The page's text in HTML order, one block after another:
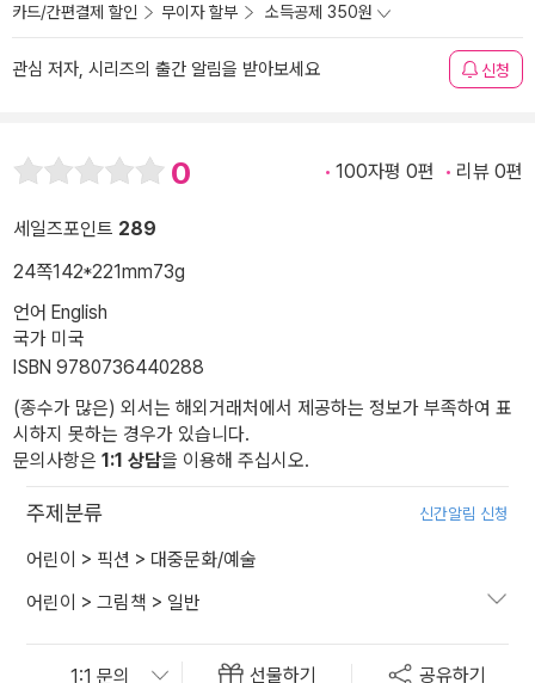
카드/간편결제 할인 무이자 할부 소득공제 350원
관심 저자, 시리즈의 출간 알림을 받아보세요 신청
0 100자평 0편 리뷰 0편
세일즈포인트 289
24쪽142*221mm73g
언어 English
국가 미국
ISBN 9780736440288
(종수가 많은) 외서는 해외거래처에서 제공하는 정보가 부족하여 표
시하지 못하는 경우가 있습니다.
문의사항은 1:1 상담을 이용해 주십시오.
주제분류 신간알림 신청
어린이 > 픽션 > 대중문화/예술
어린이 > 그림책 > 일반
선물하기 공유하기